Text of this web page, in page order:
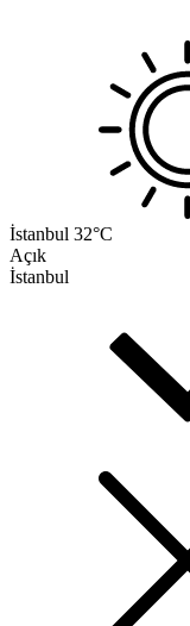
İstanbul 32°C
Açık
İstanbul